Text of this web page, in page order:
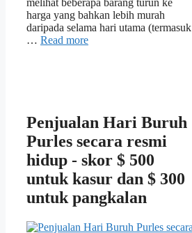
harga yang bahkan lebih murah
daripada selama hari utama (termasuk
… Read more
Penjualan Hari Buruh
Purles secara resmi
hidup - skor $ 500
untuk kasur dan $ 300
untuk pangkalan